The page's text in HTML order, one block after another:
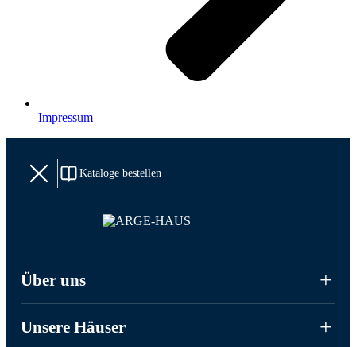
Impressum
Kataloge bestellen
Über uns
Unsere Häuser